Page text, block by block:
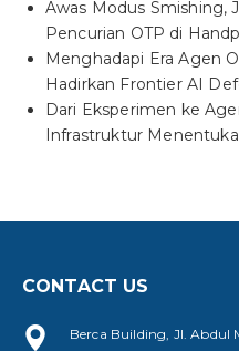
Awas Modus Smishing,
Pencurian OTP di
Menghadapi Era Agen
Hadirkan Frontier AI
Dari Eksperimen ke
Infrastruktur
CONTACT US
Berca Building, Jl. Abdul